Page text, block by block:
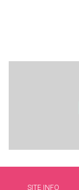
SITE INFO